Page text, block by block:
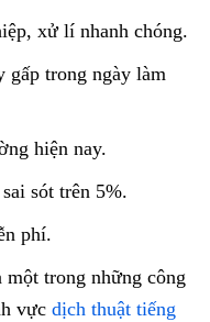
xử lí nhanh chóng.
gấp trong ngày làm
hiện nay.
sót trên 5%.
phí.
trong những công
vực dịch thuật tiếng